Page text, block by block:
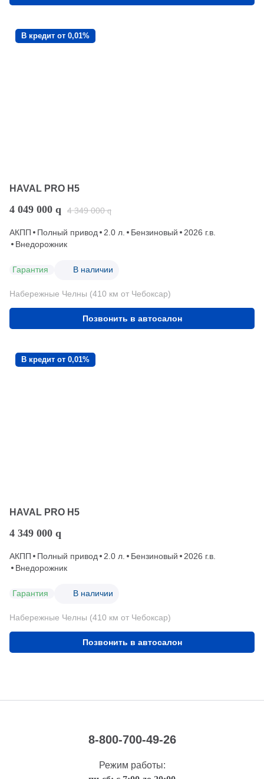
В кредит от 0,01%
HAVAL PRO H5
4 049 000 q 4 349 000 q
АКПП Полный привод 2.0 л. Бензиновый
2026 г.в.
Внедорожник
Гарантия В наличии
Набережные Челны (410 км от Чебоксар)
Позвонить в автосалон
В кредит от 0,01%
HAVAL PRO H5
4 349 000 q
АКПП Полный привод 2.0 л. Бензиновый
2026 г.в.
Внедорожник
Гарантия В наличии
Набережные Челны (410 км от Чебоксар)
Позвонить в автосалон
8-800-700-49-26
Режим работы: